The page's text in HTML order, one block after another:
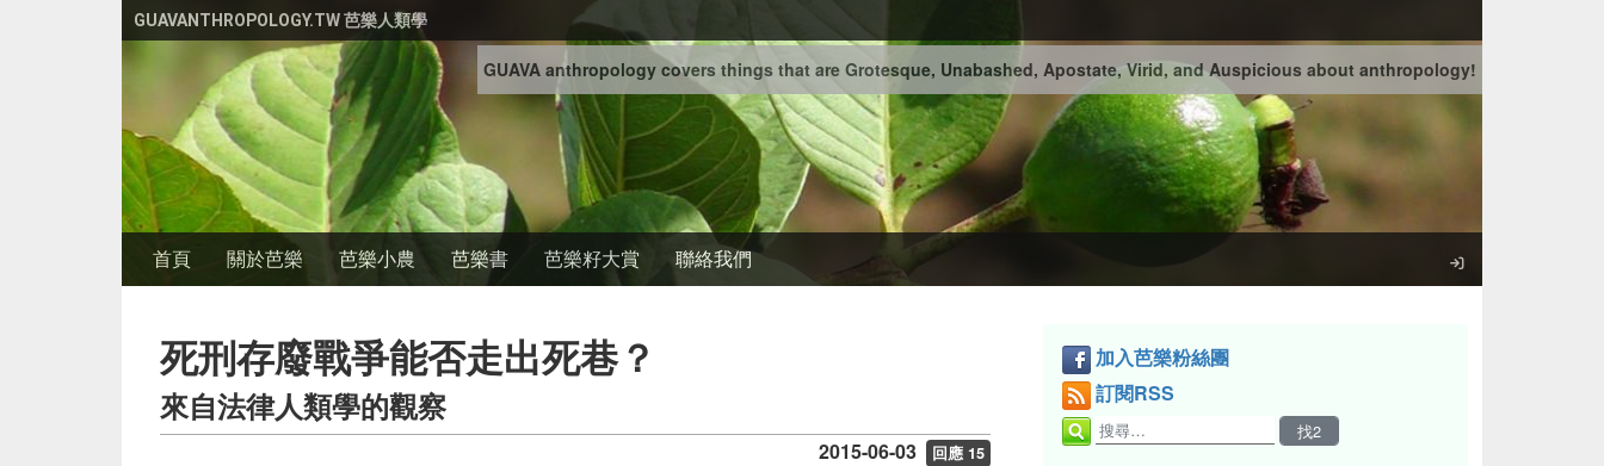
GUAVANTHROPOLOGY.TW 芭樂人類學
GUAVA anthropology covers things that are Grotesque, Unabashed, Apostate, Virid, and Auspicious about anthropology!
首頁 關於芭樂 芭樂小農 芭樂書 芭樂籽大賞 聯絡我們
死刑存廢戰爭能否走出死巷？
來自法律人類學的觀察
2015-06-03 回應 15
加入芭樂粉絲團
訂閱RSS